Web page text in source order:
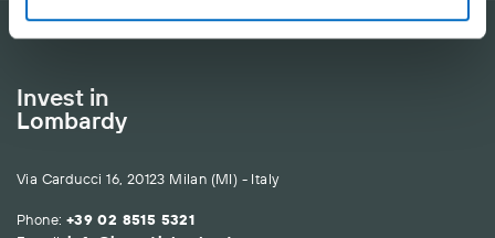
Invest in
Lombardy
Via Carducci 16, 20123 Milan (MI) - Italy
Phone: +39 02 8515 5321